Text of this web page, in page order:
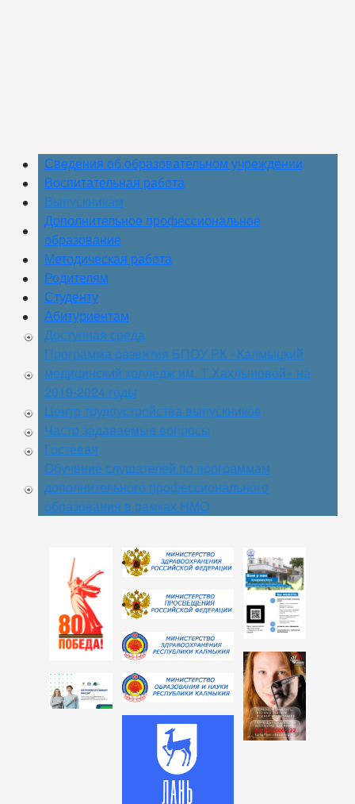
Сведения об образовательном учреждении
Воспитательная работа
Выпускникам
Дополнительное профессиональное
образование
Методическая работа
Родителям
Студенту
Абитуриентам
Доступная среда
Программа развития БПОУ РК «Калмыцкий
медицинский колледж им. Т.Хахлыновой» на
2019-2024 годы
Центр трудоустройства выпускников
Часто задаваемые вопросы
Гостевая
Обучение слушателей по программам
дополнительного профессионального
образования в рамках НМО